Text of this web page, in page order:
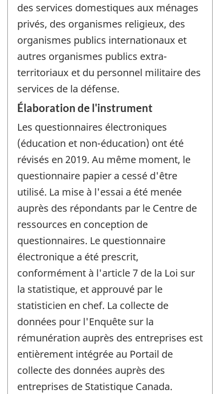
des services domestiques aux ménages
privés, des organismes religieux, des
organismes publics internationaux et
autres organismes publics extra-
territoriaux et du personnel militaire des
services de la défense.
Élaboration de l'instrument
Les questionnaires électroniques
(éducation et non-éducation) ont été
révisés en 2019. Au même moment, le
questionnaire papier a cessé d'être
utilisé. La mise à l'essai a été menée
auprès des répondants par le Centre de
ressources en conception de
questionnaires. Le questionnaire
électronique a été prescrit,
conformément à l'article 7 de la Loi sur
la statistique, et approuvé par le
statisticien en chef. La collecte de
données pour l'Enquête sur la
rémunération auprès des entreprises est
entièrement intégrée au Portail de
collecte des données auprès des
entreprises de Statistique Canada.